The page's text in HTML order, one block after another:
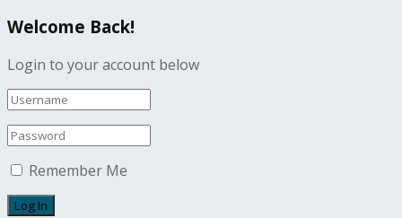
Welcome Back!
Login to your account below
Remember Me